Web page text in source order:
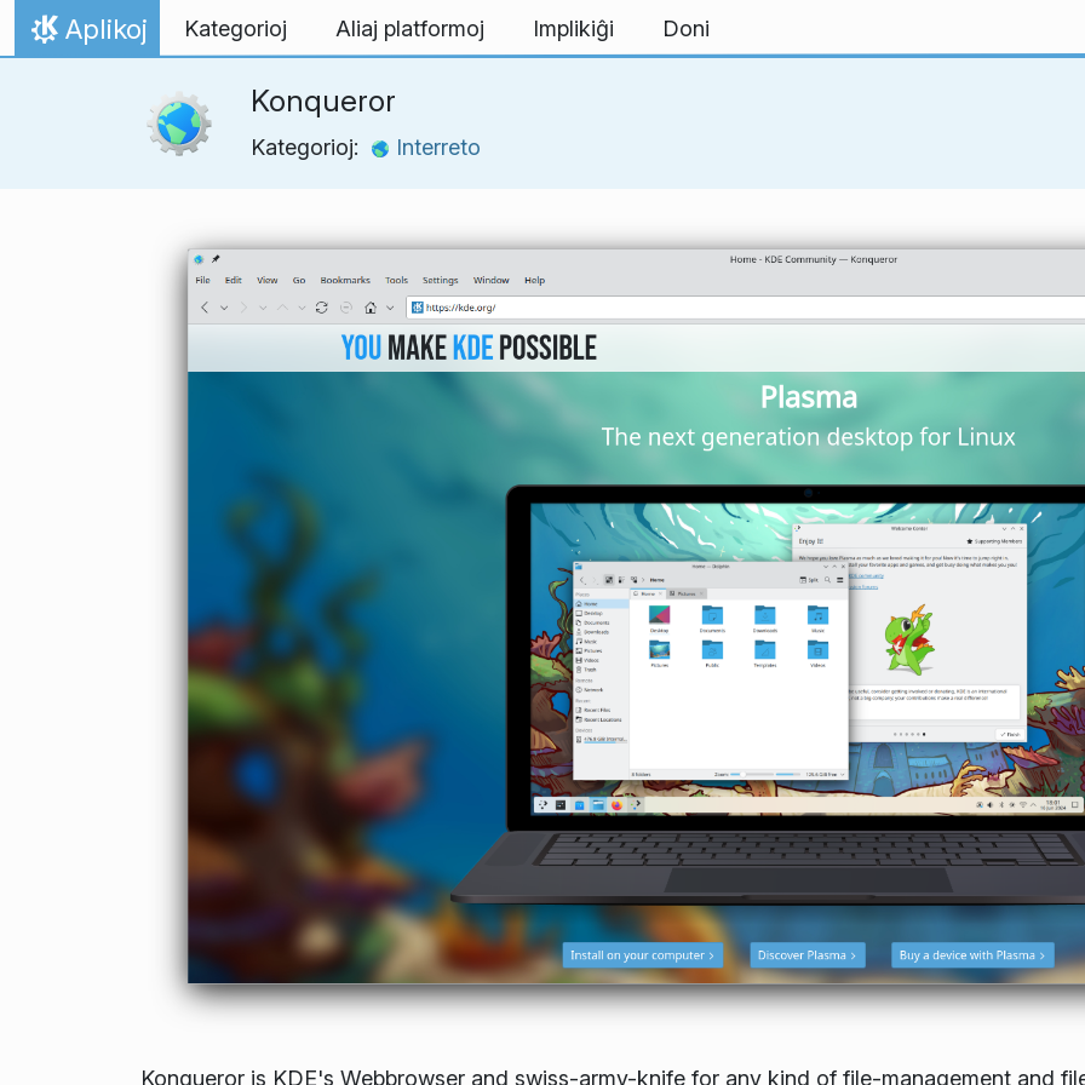
Salti al enhavo
Hejmo
Aplikoj Kategorioj Aliaj platformoj Implikiĝi Doni
Konqueror
Kategorioj: Interreto
Konqueror is KDE's Webbrowser and swiss-army-knife for any kind of file-management and